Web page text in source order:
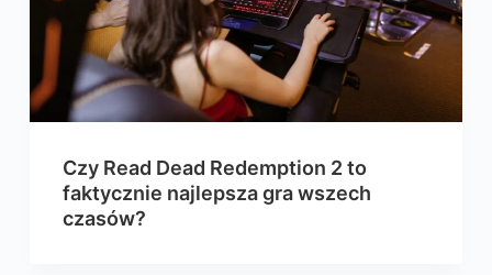
Czy Read Dead Redemption 2 to
faktycznie najlepsza gra wszech
czasów?